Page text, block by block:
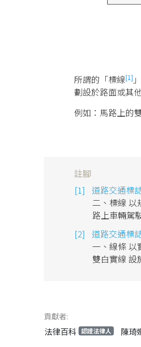
所謂的「標線[1]
劃設於路面或其
例如：馬路上的
註腳
道路交通標
二、標線 以
路上車輛駕
道路交通標
一、線條 以
雙白實線 設
貢獻者:
法律百科 認證法律人 陳琦